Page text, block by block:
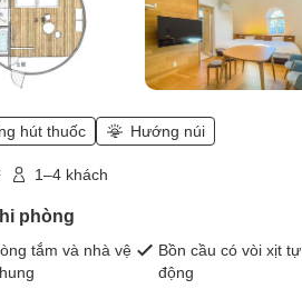
hút thuốc Hướng núi
1–4 khách
phòng
tắm và nhà vệ
Bồn cầu có vòi xịt tự
động